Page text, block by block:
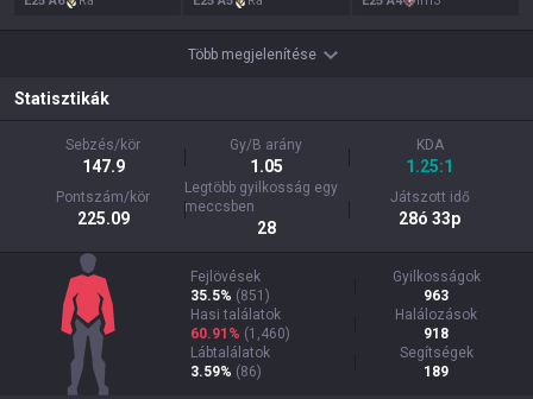
Több megjelenítése
Statisztikák
Sebzés/kör
147.9
Gy/B arány
1.05
KDA
1.25:1
Pontszám/kör
225.09
Legtöbb gyilkosság egy
meccsben
28
Játszott idő
28ó 33p
Fejlövések
35.5% (851 )
Gyilkosságok
963
Hasi találatok
60.91% (1,460)
Halálozások
918
Lábtalálatok
3.59% (86)
Segítségek
189